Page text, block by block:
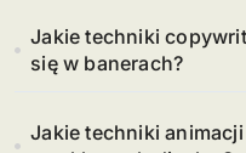
Jakie techniki
się w banerach?
Jakie techniki